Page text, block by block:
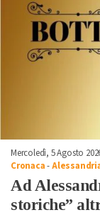
Mercoledì, 5 Agosto
Cronaca-
Ad
storiche”